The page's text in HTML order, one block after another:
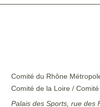
Comité du Rhône
Comité de la Loire /
Palais des Sports, rue des